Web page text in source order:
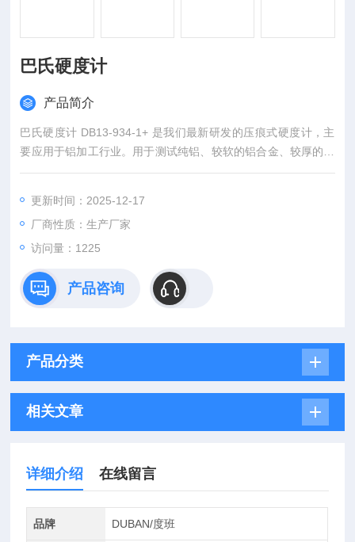
巴氏硬度计
产品简介
巴氏硬度计 DB13-934-1+ 是我们最新研发的压痕式硬度计，主
要应用于铝加工行业。用于测试纯铝、较软的铝合金、较厚的铝
合金、铝板带、铝型材、铝棒、铝铸件、铝锻件及铝合金制品；
更新时间：2025-12-17
厂商性质：生产厂家
访问量：1225
产品咨询
产品分类
相关文章
详细介绍 在线留言
品牌 DUBAN/度班